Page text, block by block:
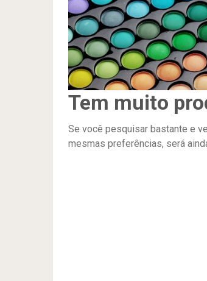
Tem muito
Se você pesquisar bastante e
mesmas preferências, será